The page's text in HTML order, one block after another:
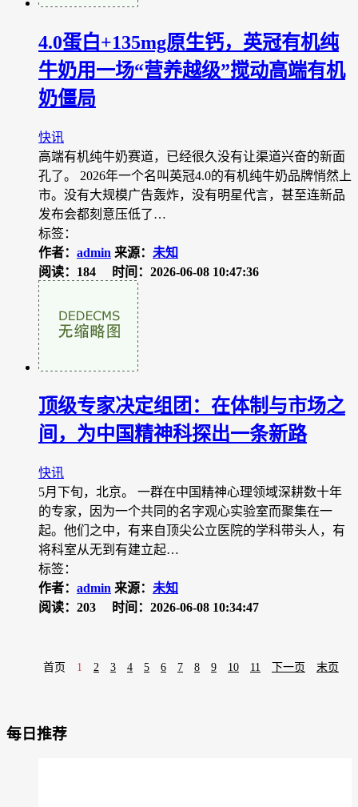
4.0蛋白+135mg原生钙，英冠有机纯
牛奶用一场“营养越级”搅动高端有机
奶僵局
快讯
高端有机纯牛奶赛道，已经很久没有让渠道兴奋的新面
孔了。 2026年一个名叫英冠4.0的有机纯牛奶品牌悄然上
市。没有大规模广告轰炸，没有明星代言，甚至连新品
发布会都刻意压低了…
标签：
作者： admin 来源： 未知
阅读：184
时间：2026-06-08 10:47:36
顶级专家决定组团：在体制与市场之
间，为中国精神科探出一条新路
快讯
5月下旬，北京。 一群在中国精神心理领域深耕数十年
的专家，因为一个共同的名字观心实验室而聚集在一
起。他们之中，有来自顶尖公立医院的学科带头人，有
将科室从无到有建立起…
标签：
作者： admin 来源： 未知
阅读：203
时间：2026-06-08 10:34:47
首页 1 2 3 4 5 6 7 8 9 10 11 下一页 末页
每日推荐